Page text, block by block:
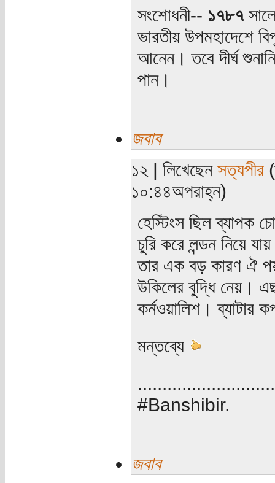
সংশোধনী-- ১৭৮৭
ভারতীয় উপমহাদেশে
আনেন। তবে দীর্ঘ
পান।
জবাব
১২ | লিখেছেন সত্যপীর
১০:৪৪অপরাহ্ন)
হেস্টিংস ছিল ব্যাপক
চুরি করে লন্ডন নিয়ে
তার এক বড় কারণ ঐ
উকিলের বুদ্ধি নেয়।
কর্নওয়ালিশ। ব্যাটার
মন্তব্যে
#Banshibir.
জবাব